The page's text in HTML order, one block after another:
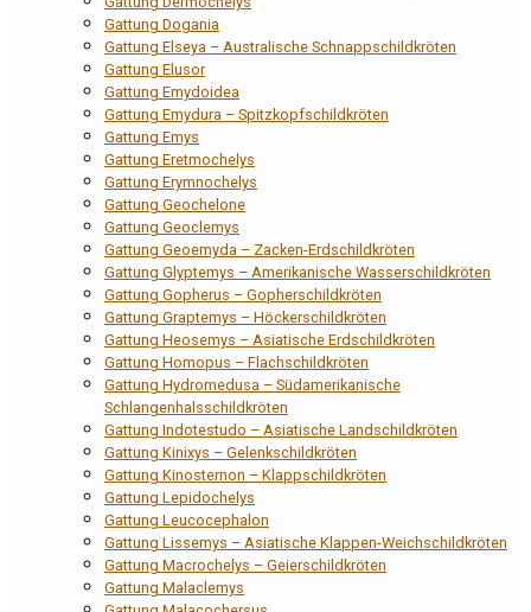
Gattung Dogania
Gattung Elseya – Australische Schnappschildkröten
Gattung Elusor
Gattung Emydoidea
Gattung Emydura – Spitzkopfschildkröten
Gattung Emys
Gattung Eretmochelys
Gattung Erymnochelys
Gattung Geochelone
Gattung Geoclemys
Gattung Geoemyda – Zacken-Erdschildkröten
Gattung Glyptemys – Amerikanische Wasserschildkröten
Gattung Gopherus – Gopherschildkröten
Gattung Graptemys – Höckerschildkröten
Gattung Heosemys – Asiatische Erdschildkröten
Gattung Homopus – Flachschildkröten
Gattung Hydromedusa – Südamerikanische
Schlangenhalsschildkröten
Gattung Indotestudo – Asiatische Landschildkröten
Gattung Kinixys – Gelenkschildkröten
Gattung Kinosternon – Klappschildkröten
Gattung Lepidochelys
Gattung Leucocephalon
Gattung Lissemys – Asiatische Klappen-Weichschildkröten
Gattung Macrochelys – Geierschildkröten
Gattung Malaclemys